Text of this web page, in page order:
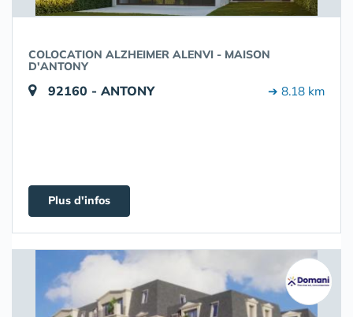
COLOCATION ALZHEIMER ALENVI - MAISON
D'ANTONY
92160 - ANTONY ➔ 8.18 km
Plus d'infos